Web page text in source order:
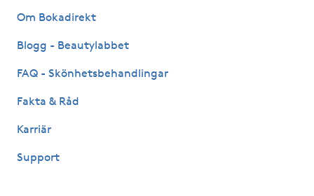
IPL hårborttagning
Om Bokadirekt
Blogg - Beautylabbet
FAQ - Skönhetsbehandlingar
Fakta & Råd
Karriär
Support